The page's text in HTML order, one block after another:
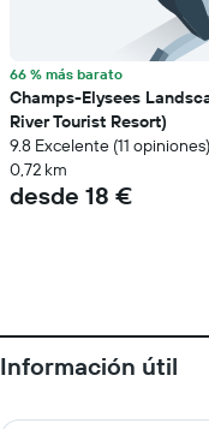
66 % más barato
Champs-Elysees
River Tourist Resort)
9.8 Excelente (11 opiniones)
0,72 km
desde 18 €
Información útil